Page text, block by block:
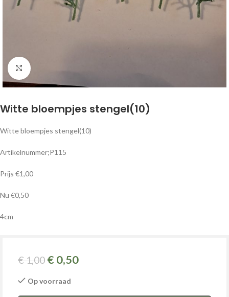
Klik om te vergroten
Witte bloempjes stengel(10)
Witte bloempjes stengel(10)
Artikelnummer;P115
Prijs €1,00
Nu €0,50
4cm
€1,00 € 0,50
Op voorraad